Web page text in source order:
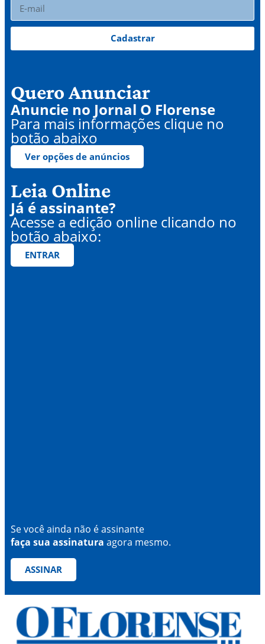
Cadastrar
Quero Anunciar
Anuncie no Jornal O Florense
Para mais informações clique no
botão abaixo
Ver opções de anúncios
Leia Online
Já é assinante?
Acesse a edição online clicando no
botão abaixo:
ENTRAR
Se você ainda não é assinante
faça sua assinatura agora mesmo.
ASSINAR